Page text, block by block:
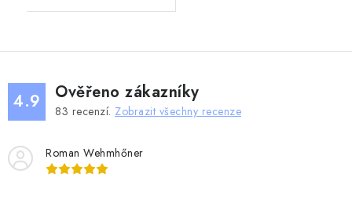
4.9 Ověřeno zákazníky
83 recenzí. Zobrazit všechny recenze
Roman Wehmhőner